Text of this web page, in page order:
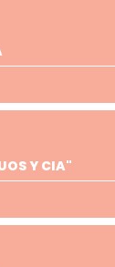
Y CIA"